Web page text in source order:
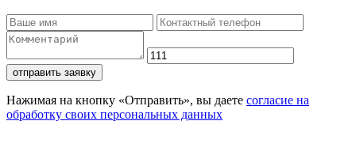
отправить заявку
Нажимая на кнопку «Отправить», вы даете согласие на
обработку своих персональных данных